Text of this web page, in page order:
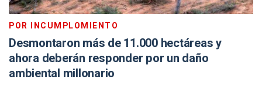
POR INCUMPLOMIENTO
Desmontaron más de 11.000 hectáreas y
ahora deberán responder por un daño
ambiental millonario